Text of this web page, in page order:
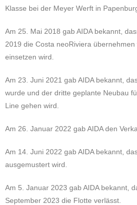
Klasse bei der Meyer Werft in
Am 25. Mai 2018 gab AIDA bekannt,
2019 die Costa neoRiviera übernehmen
einsetzen wird.
Am 23. Juni 2021 gab AIDA bekannt,
wurde und der dritte geplante Neubau
Line gehen wird.
Am 26. Januar 2022 gab AIDA den
Am 14. Juni 2022 gab AIDA bekannt,
ausgemustert wird.
Am 5. Januar 2023 gab AIDA bekannt,
September 2023 die Flotte verlässt.